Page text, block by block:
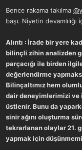
Bence rakama takılma
başı. Niyetin
Alıntı : İrade bir yere
bilinçli zihin analizden
parçacığı ile birden
değerlendirme
Bilinçaltımız hem
dair deneyimlerimizi ve
üstlenir. Bunu da
sinir ağını oluşturma
tekrarlanan olaylar 21.
yapmak için